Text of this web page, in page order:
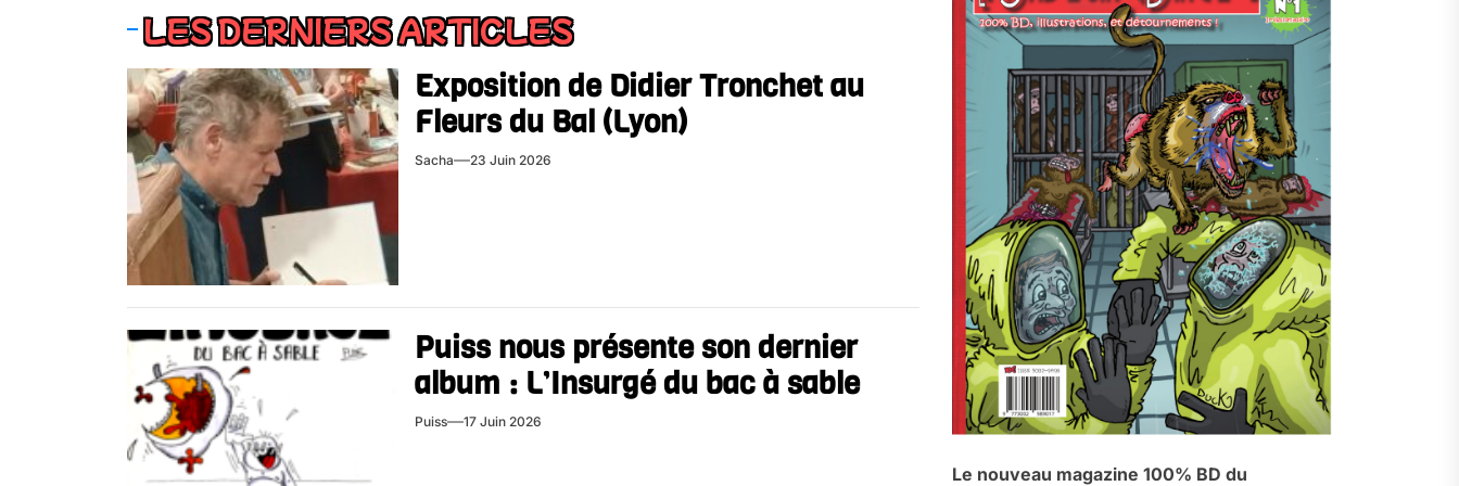
LES DERNIERS ARTICLES
Exposition de Didier Tronchet au
Fleurs du Bal (Lyon)
Sacha 23 Juin 2026
Puiss nous présente son dernier
album : L’Insurgé du bac à sable
Puiss 17 Juin 2026
Le nouveau magazine 100% BD du